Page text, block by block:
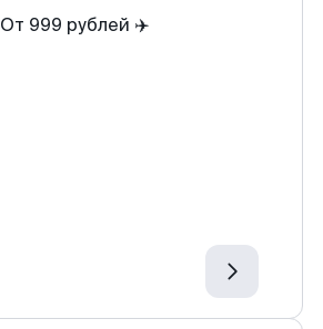
От 999 рублей ✈️